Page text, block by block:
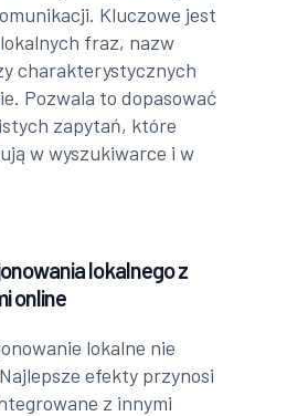
Kluczowe jest
fraz, nazw
charakterystycznych
Pozwala to dopasować
zapytań, które
w wyszukiwarce i w
lokalnego z
online
lokalne nie
efekty przynosi
z innymi